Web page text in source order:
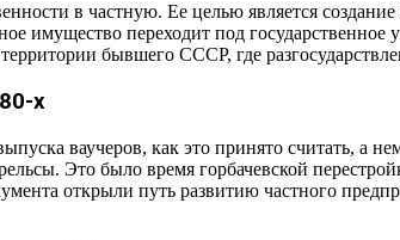
в частную. Ее целью является
имущество переходит под
бывшего СССР, где
х
ваучеров, как это принято считать, а
Это было время горбачевской
открыли путь развитию частного